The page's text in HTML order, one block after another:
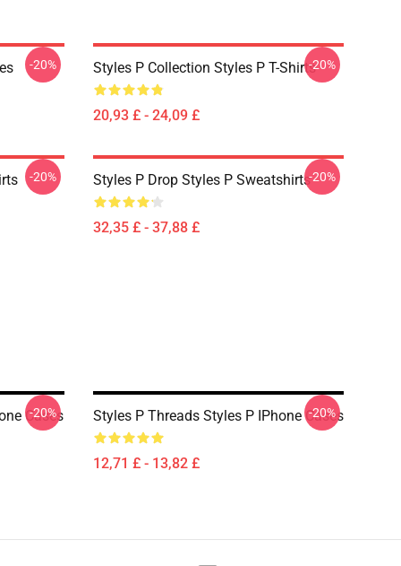
-20% Styles P Collection Styles P T-Shirts
20,93 £ - 24,09 £
-20%
-20% Styles P Drop Styles P Sweatshirts
32,35 £ - 37,88 £
-20%
Cases
-20% Styles P Threads Styles P IPhone Cases
12,71 £ - 13,82 £
-20%